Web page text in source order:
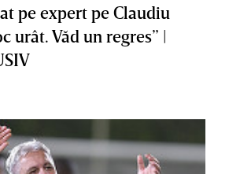
pe expert pe Claudiu
urât. Văd un regres” |